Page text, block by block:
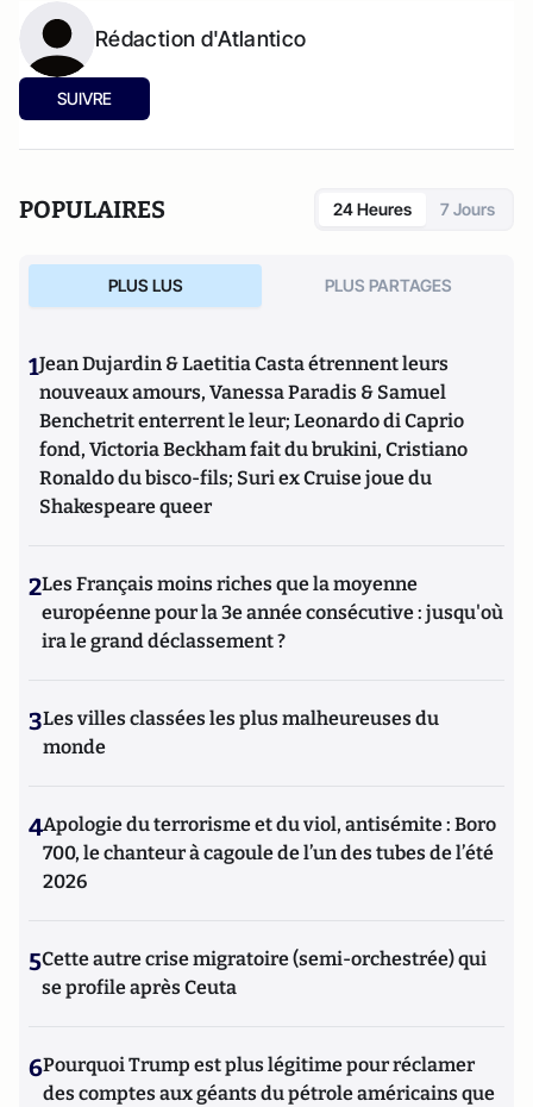
Rédaction d'Atlantico
SUIVRE
POPULAIRES 24 Heures 7 Jours
PLUS LUS PLUS PARTAGES
1Jean Dujardin & Laetitia Casta étrennent leurs
nouveaux amours, Vanessa Paradis & Samuel
Benchetrit enterrent le leur; Leonardo di Caprio
fond, Victoria Beckham fait du brukini, Cristiano
Ronaldo du bisco-fils; Suri ex Cruise joue du
Shakespeare queer
2Les Français moins riches que la moyenne
européenne pour la 3e année consécutive : jusqu'où
ira le grand déclassement ?
3Les villes classées les plus malheureuses du
monde
4Apologie du terrorisme et du viol, antisémite : Boro
700, le chanteur à cagoule de l’un des tubes de l’été
2026
5Cette autre crise migratoire (semi-orchestrée) qui
se profile après Ceuta
6Pourquoi Trump est plus légitime pour réclamer
des comptes aux géants du pétrole américains que